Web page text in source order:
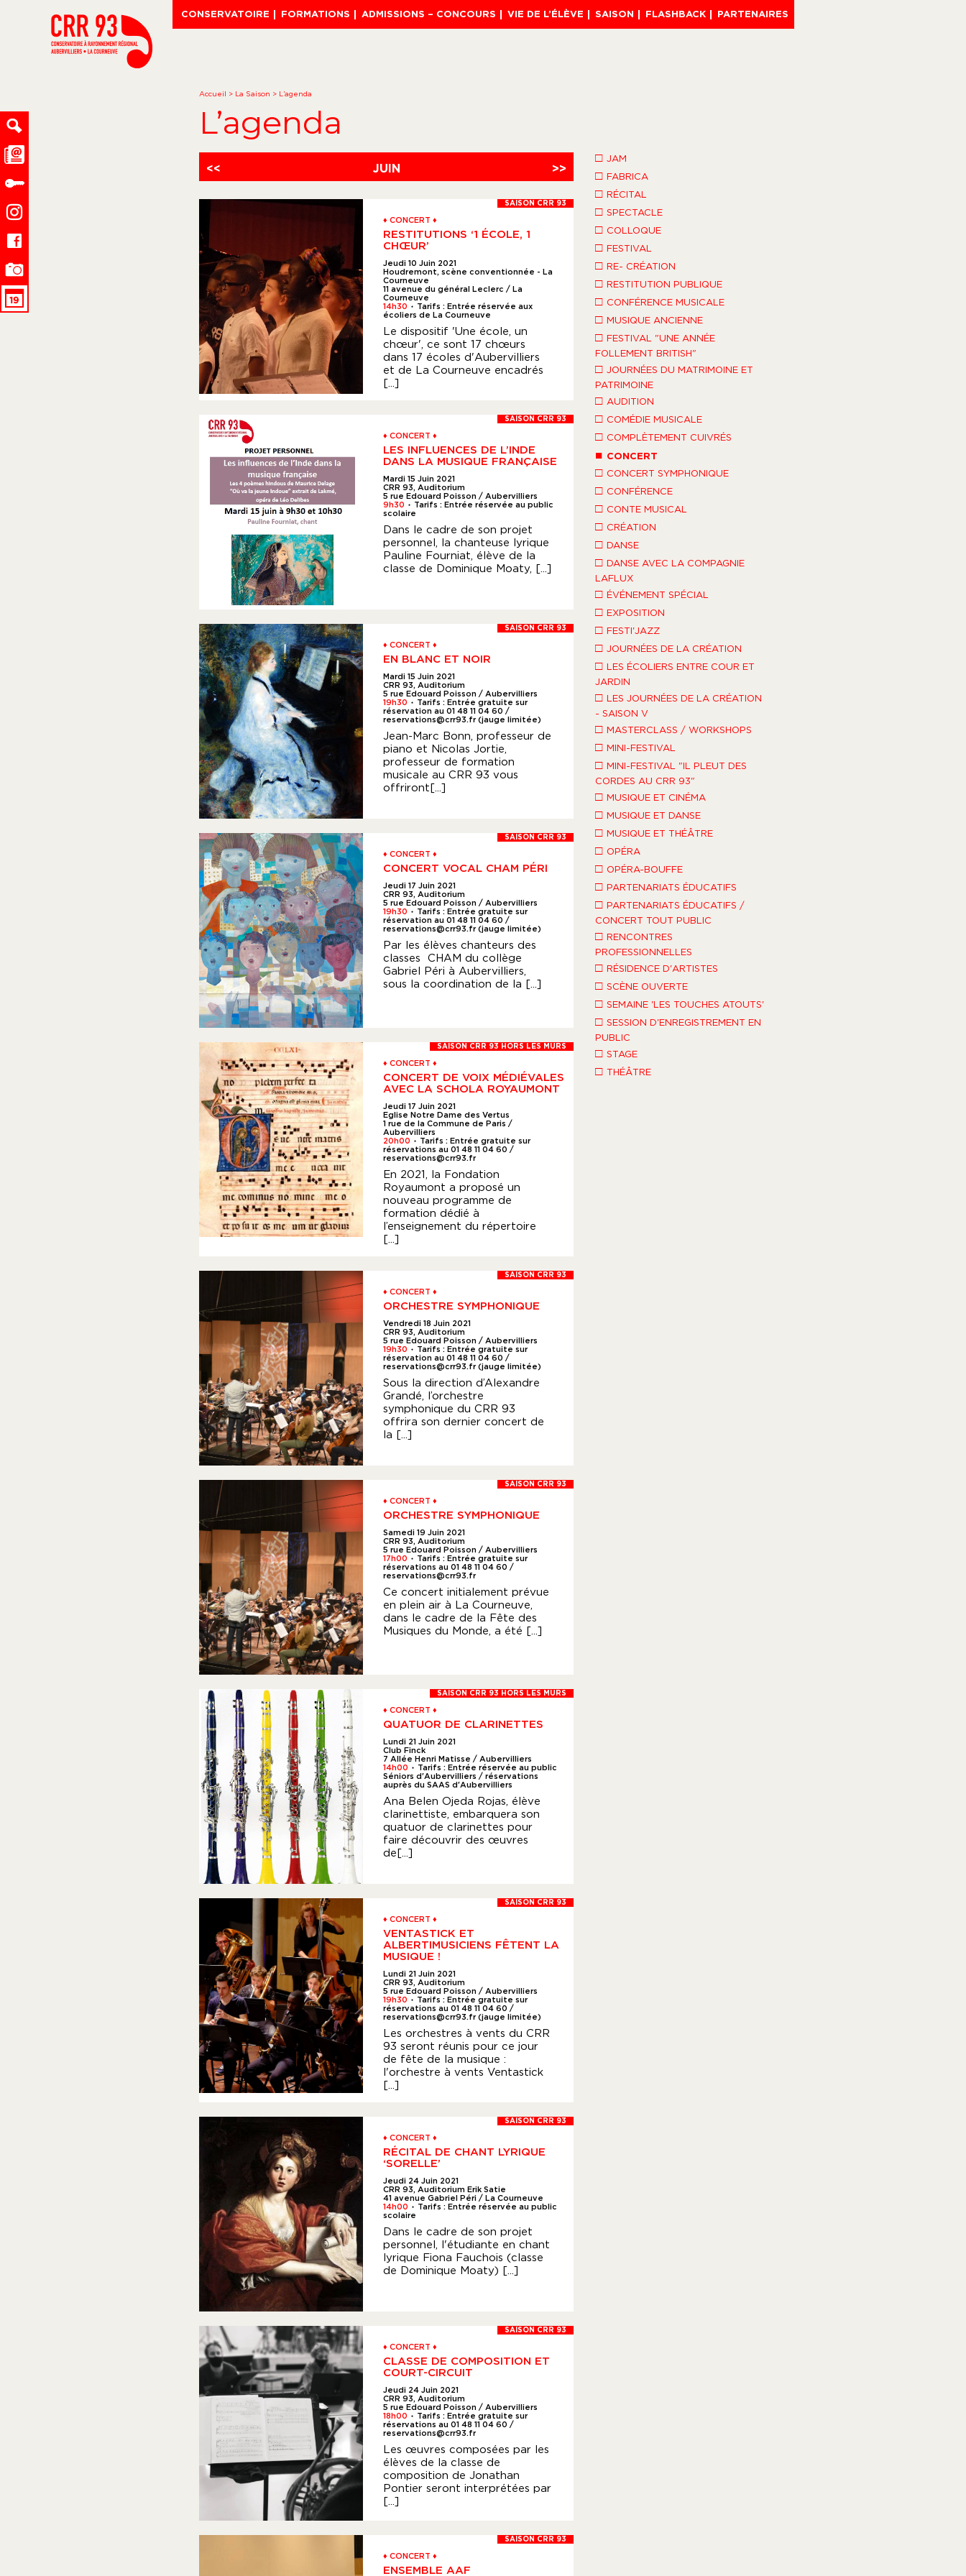
CONSERVATOIRE FORMATIONS ADMISSIONS – CONCOURS VIE DE L’ÉLÈVE SAISON FLASHBACK PARTENAIRES
Accueil > La Saison > L’agenda
L’agenda
<< JUIN >>
SAISON CRR 93
♦ CONCERT ♦
RESTITUTIONS ‘1 ÉCOLE, 1
CHŒUR’
Jeudi 10 Juin 2021
Houdremont, scène conventionnée - La
Courneuve
11 avenue du général Leclerc / La
Courneuve
14h30
●
Tarifs : Entrée réservée aux
écoliers de La Courneuve
Le dispositif 'Une école, un
chœur', ce sont 17 chœurs
dans 17 écoles d'Aubervilliers
et de La Courneuve encadrés
[...]
SAISON CRR 93
♦ CONCERT ♦
LES INFLUENCES DE L’INDE
DANS LA MUSIQUE FRANÇAISE
Mardi 15 Juin 2021
CRR 93, Auditorium
5 rue Edouard Poisson / Aubervilliers
9h30
●
Tarifs : Entrée réservée au public
scolaire
Dans le cadre de son projet
personnel, la chanteuse lyrique
Pauline Fourniat, élève de la
classe de Dominique Moaty, [...]
SAISON CRR 93
♦ CONCERT ♦
EN BLANC ET NOIR
Mardi 15 Juin 2021
CRR 93, Auditorium
5 rue Edouard Poisson / Aubervilliers
19h30
●
Tarifs : Entrée gratuite sur
réservation au 01 48 11 04 60 /
reservations@crr93.fr (jauge limitée)
Jean-Marc Bonn, professeur de
piano et Nicolas Jortie,
professeur de formation
musicale au CRR 93 vous
offriront[...]
SAISON CRR 93
♦ CONCERT ♦
CONCERT VOCAL CHAM PÉRI
Jeudi 17 Juin 2021
CRR 93, Auditorium
5 rue Edouard Poisson / Aubervilliers
19h30
●
Tarifs : Entrée gratuite sur
réservation au 01 48 11 04 60 /
reservations@crr93.fr (jauge limitée)
Par les élèves chanteurs des
classes CHAM du collège
Gabriel Péri à Aubervilliers,
sous la coordination de la [...]
SAISON CRR 93 HORS LES MURS
♦ CONCERT ♦
CONCERT DE VOIX MÉDIÉVALES
AVEC LA SCHOLA ROYAUMONT
Jeudi 17 Juin 2021
Eglise Notre Dame des Vertus
1 rue de la Commune de Paris /
Aubervilliers
20h00
●
Tarifs : Entrée gratuite sur
réservations au 01 48 11 04 60 /
reservations@crr93.fr
En 2021, la Fondation
Royaumont a proposé un
nouveau programme de
formation dédié à
l’enseignement du répertoire
[...]
SAISON CRR 93
♦ CONCERT ♦
ORCHESTRE SYMPHONIQUE
Vendredi 18 Juin 2021
CRR 93, Auditorium
5 rue Edouard Poisson / Aubervilliers
19h30
●
Tarifs : Entrée gratuite sur
réservation au 01 48 11 04 60 /
reservations@crr93.fr (jauge limitée)
Sous la direction d’Alexandre
Grandé, l’orchestre
symphonique du CRR 93
offrira son dernier concert de
la [...]
SAISON CRR 93
♦ CONCERT ♦
ORCHESTRE SYMPHONIQUE
Samedi 19 Juin 2021
CRR 93, Auditorium
5 rue Edouard Poisson / Aubervilliers
17h00
●
Tarifs : Entrée gratuite sur
réservations au 01 48 11 04 60 /
reservations@crr93.fr
Ce concert initialement prévue
en plein air à La Courneuve,
dans le cadre de la Fête des
Musiques du Monde, a été [...]
SAISON CRR 93 HORS LES MURS
♦ CONCERT ♦
QUATUOR DE CLARINETTES
Lundi 21 Juin 2021
Club Finck
7 Allée Henri Matisse / Aubervilliers
14h00
●
Tarifs : Entrée réservée au public
Séniors d'Aubervilliers / réservations
auprès du SAAS d'Aubervilliers
Ana Belen Ojeda Rojas, élève
clarinettiste, embarquera son
quatuor de clarinettes pour
faire découvrir des œuvres
de[...]
SAISON CRR 93
♦ CONCERT ♦
VENTASTICK ET
ALBERTIMUSICIENS FÊTENT LA
MUSIQUE !
Lundi 21 Juin 2021
CRR 93, Auditorium
5 rue Edouard Poisson / Aubervilliers
19h30
●
Tarifs : Entrée gratuite sur
réservations au 01 48 11 04 60 /
reservations@crr93.fr (jauge limitée)
Les orchestres à vents du CRR
93 seront réunis pour ce jour
de fête de la musique :
l'orchestre à vents Ventastick
[...]
SAISON CRR 93
♦ CONCERT ♦
RÉCITAL DE CHANT LYRIQUE
‘SORELLE’
Jeudi 24 Juin 2021
CRR 93, Auditorium Erik Satie
41 avenue Gabriel Péri / La Courneuve
14h00
●
Tarifs : Entrée réservée au public
scolaire
Dans le cadre de son projet
personnel, l'étudiante en chant
lyrique Fiona Fauchois (classe
de Dominique Moaty) [...]
SAISON CRR 93
♦ CONCERT ♦
CLASSE DE COMPOSITION ET
COURT-CIRCUIT
Jeudi 24 Juin 2021
CRR 93, Auditorium
5 rue Edouard Poisson / Aubervilliers
18h00
●
Tarifs : Entrée gratuite sur
réservations au 01 48 11 04 60 /
reservations@crr93.fr
Les œuvres composées par les
élèves de la classe de
composition de Jonathan
Pontier seront interprétées par
[...]
SAISON CRR 93
♦ CONCERT ♦
ENSEMBLE AAF
□ JAM
□ FABRICA
□ RÉCITAL
□ SPECTACLE
□ COLLOQUE
□ FESTIVAL
□ RE- CRÉATION
□ RESTITUTION PUBLIQUE
□ CONFÉRENCE MUSICALE
□ MUSIQUE ANCIENNE
□ FESTIVAL "UNE ANNÉE
FOLLEMENT BRITISH"
□ JOURNÉES DU MATRIMOINE ET
PATRIMOINE
□ AUDITION
□ COMÉDIE MUSICALE
□ COMPLÈTEMENT CUIVRÉS
■ CONCERT
□ CONCERT SYMPHONIQUE
□ CONFÉRENCE
□ CONTE MUSICAL
□ CRÉATION
□ DANSE
□ DANSE AVEC LA COMPAGNIE
LAFLUX
□ ÉVÉNEMENT SPÉCIAL
□ EXPOSITION
□ FESTI'JAZZ
□ JOURNÉES DE LA CRÉATION
□ LES ÉCOLIERS ENTRE COUR ET
JARDIN
□ LES JOURNÉES DE LA CRÉATION
- SAISON V
□ MASTERCLASS / WORKSHOPS
□ MINI-FESTIVAL
□ MINI-FESTIVAL "IL PLEUT DES
CORDES AU CRR 93"
□ MUSIQUE ET CINÉMA
□ MUSIQUE ET DANSE
□ MUSIQUE ET THÉÂTRE
□ OPÉRA
□ OPÉRA-BOUFFE
□ PARTENARIATS ÉDUCATIFS
□ PARTENARIATS ÉDUCATIFS /
CONCERT TOUT PUBLIC
□ RENCONTRES
PROFESSIONNELLES
□ RÉSIDENCE D'ARTISTES
□ SCÈNE OUVERTE
□ SEMAINE 'LES TOUCHES ATOUTS'
□ SESSION D'ENREGISTREMENT EN
PUBLIC
□ STAGE
□ THÉÂTRE